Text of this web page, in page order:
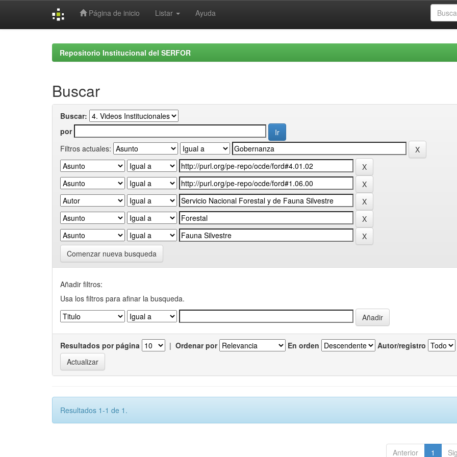
Página de inicio Listar Ayuda
Repositorio Institucional del SERFOR
Buscar
Buscar:
por
Filtros actuales:
Comenzar nueva busqueda
Añadir filtros:
Usa los filtros para afinar la busqueda.
Resultados por página | Ordenar por En orden Autor/registro
Resultados 1-1 de 1.
Anterior 1